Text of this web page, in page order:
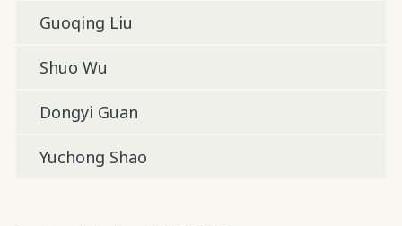
Guoqing Liu
Shuo Wu
Dongyi Guan
Yuchong Shao